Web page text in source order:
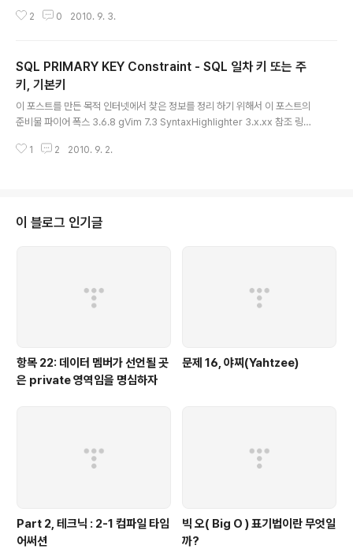
Ql/sql_foreignkey.asp http://ko.wikipedia.org/wiki/왜래_키 내용 SQ
리켜야 하는 제약을 뜻한다. - 이것은 다른 테이블의 레코드를 쉽게 참조할 수
있는 C++ Reference 정도로..
2 0 2010. 9. 3.
SQL PRIMARY KEY Constraint - SQL 일차 키 또는 주
키, 기본키
이 포스트를 만든 목적 인터넷에서 찾은 정보를 정리 하기 위해서 이 포스트의
준비물 파이어 폭스 3.6.8 gVim 7.3 SyntaxHighlighter 3.x.xx 참조 링크
com/?mid=blog&document_srl=345467 내용 SQL PRIMARY KEY
NULL 값을 갖을 수 없다. PRIMARY KEY는 테이블에 오직 하나의 칼럼..
1 2 2010. 9. 2.
이 블로그 인기글
항목 22: 데이터 멤버가 선언될 곳
은 private 영역임을 명심하자
문제 16, 야찌(Yahtzee)
Part 2, 테크닉 : 2-1 컴파일 타임
어써션
빅 오( Big O ) 표기법이란 무엇일
까?